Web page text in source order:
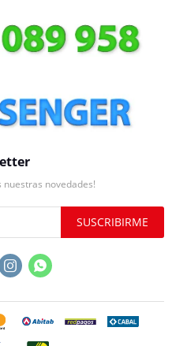
nuestras novedades!
SUSCRIBIRME
 